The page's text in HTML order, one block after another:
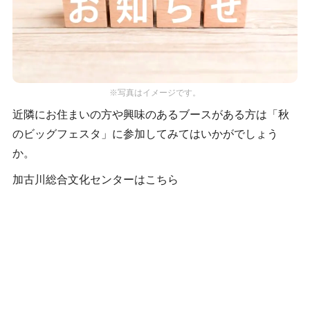
※写真はイメージです。
近隣にお住まいの方や興味のあるブースがある方は「秋
のビッグフェスタ」に参加してみてはいかがでしょう
か。
加古川総合文化センターはこちら